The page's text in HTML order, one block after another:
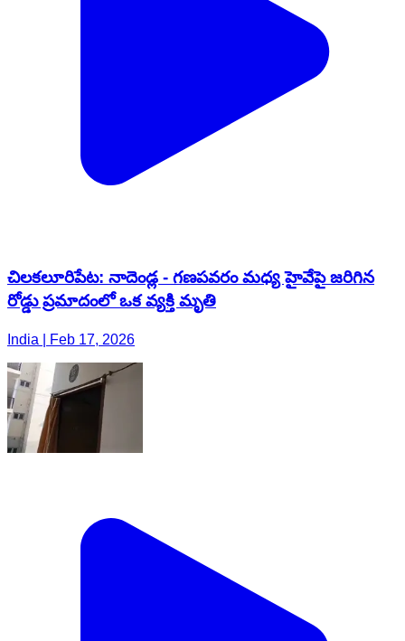
చిలకలూరిపేట: నాదెండ్ల - గణపవరం మధ్య హైవేపై జరిగిన
రోడ్డు ప్రమాదంలో ఒక వ్యక్తి మృతి
India | Feb 17, 2026